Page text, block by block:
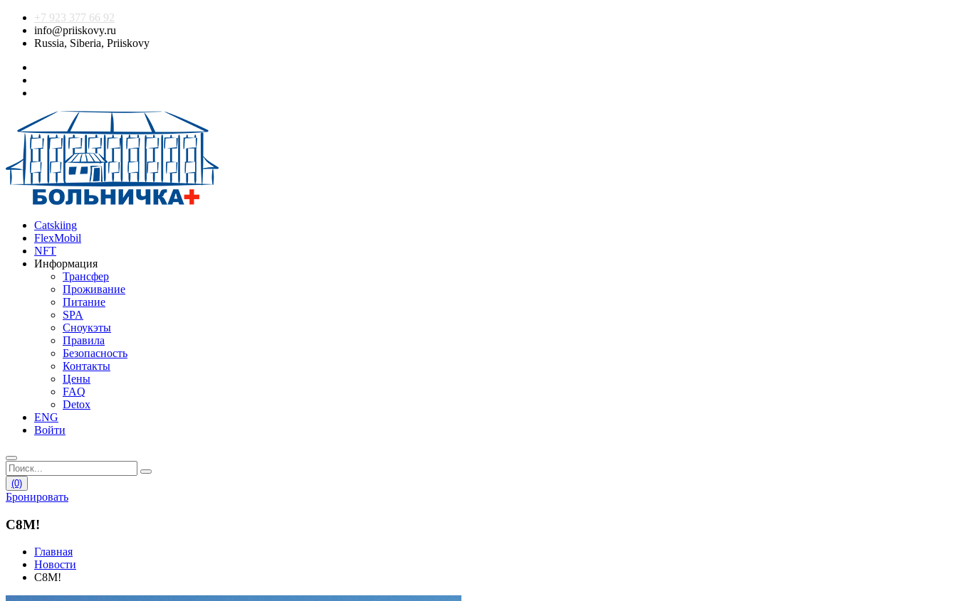
+7 923 377 66 92
info@priiskovy.ru
Russia, Siberia, Priiskovy
Catskiing
FlexMobil
NFT
Информация
Трансфер
Проживание
Питание
SPA
Сноукэты
Правила
Безопасность
Контакты
Цены
FAQ
Detox
ENG
Войти
(0)
Бронировать
С8М!
Главная
Новости
С8М!